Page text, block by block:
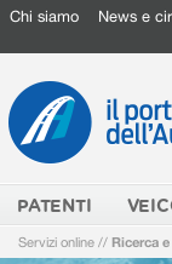
Chi siamo News e
PATENTI
Servizi online // Ricerca